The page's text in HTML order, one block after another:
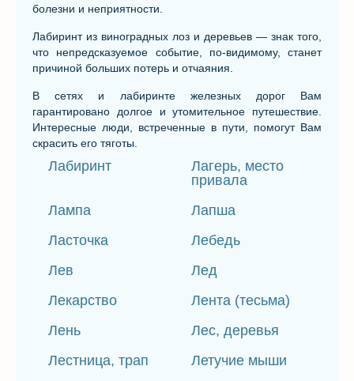
болезни и неприятности.
Лабиринт из виноградных лоз и деревьев — знак того,
что непредсказуемое событие, по-видимому, станет
причиной больших потерь и отчаяния.
В сетях и лабиринте железных дорог Вам
гарантировано долгое и утомительное путешествие.
Интересные люди, встреченные в пути, помогут Вам
скрасить его тяготы.
Лабиринт
Лагерь, место
привала
Лампа
Лапша
Ласточка
Лебедь
Лев
Лед
Лекарство
Лента (тесьма)
Лень
Лес, деревья
Лестница, трап
Летучие мыши